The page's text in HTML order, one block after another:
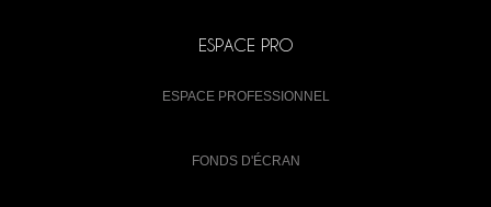
ESPACE PRO
ESPACE PROFESSIONNEL
FONDS D'ÉCRAN